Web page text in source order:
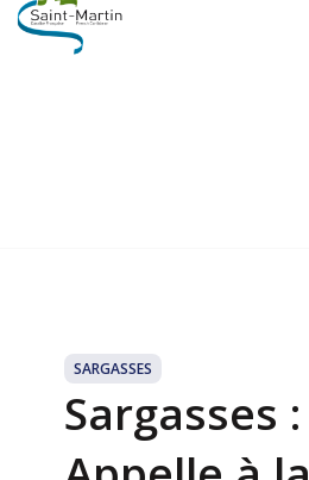
SARGASSES
Sargasses :